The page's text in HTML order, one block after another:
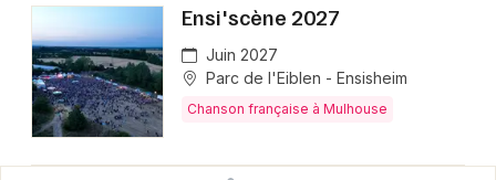
Ensi'scène 2027
Juin 2027
Parc de l'Eiblen - Ensisheim
Chanson française à Mulhouse